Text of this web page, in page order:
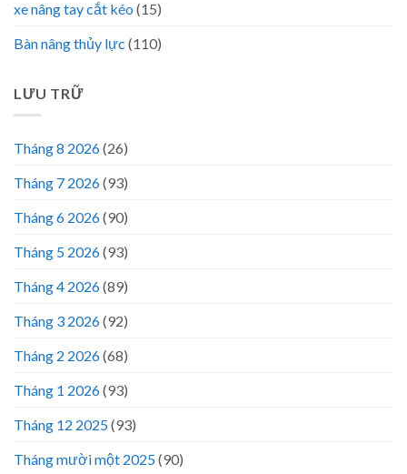
xe nâng tay cắt kéo (15)
Bàn nâng thủy lực (110)
LƯU TRỮ
Tháng 8 2026(26)
Tháng 7 2026(93)
Tháng 6 2026(90)
Tháng 5 2026(93)
Tháng 4 2026(89)
Tháng 3 2026(92)
Tháng 2 2026(68)
Tháng 1 2026(93)
Tháng 12 2025(93)
Tháng mười một 2025(90)